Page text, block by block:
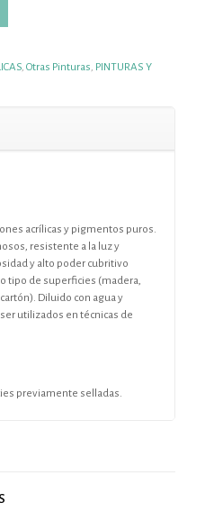
, Otras Pinturas, PINTURAS Y
acrílicas y pigmentos puros.
resistente a la luz y
y alto poder cubritivo
tipo de superficies (madera,
Diluido con agua y
utilizados en técnicas de
previamente selladas.